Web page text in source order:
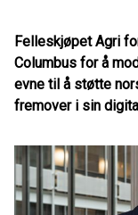
Felleskjøpet Agri
Columbus for å
evne til å støtte
fremover i sin